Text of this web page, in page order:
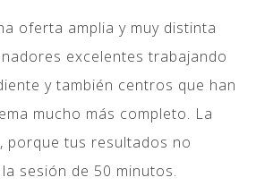
oferta amplia y muy distinta
excelentes trabajando
y también centros que han
mucho más completo. La
porque tus resultados no
sesión de 50 minutos.